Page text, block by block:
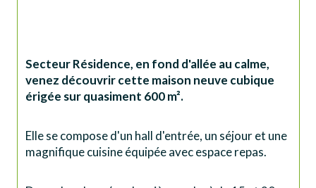
Secteur Résidence, en fond d'allée au calme,
venez découvrir cette maison neuve cubique
érigée sur quasiment 600 m².
Elle se compose d'un hall d'entrée, un séjour et une
magnifique cuisine équipée avec espace repas.